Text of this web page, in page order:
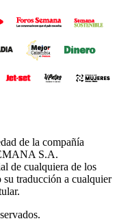
de la compañía
S.A.
de cualquiera de los
su traducción a cualquier